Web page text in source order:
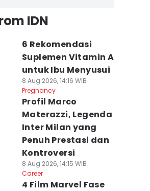
IDN
6 Rekomendasi
Suplemen Vitamin A
untuk Ibu Menyusui
8 Aug 2026, 14:16 WIB
Pregnancy
Profil Marco
Materazzi, Legenda
Inter Milan yang
Penuh Prestasi dan
Kontroversi
8 Aug 2026, 14:15 WIB
Career
4 Film Marvel Fase